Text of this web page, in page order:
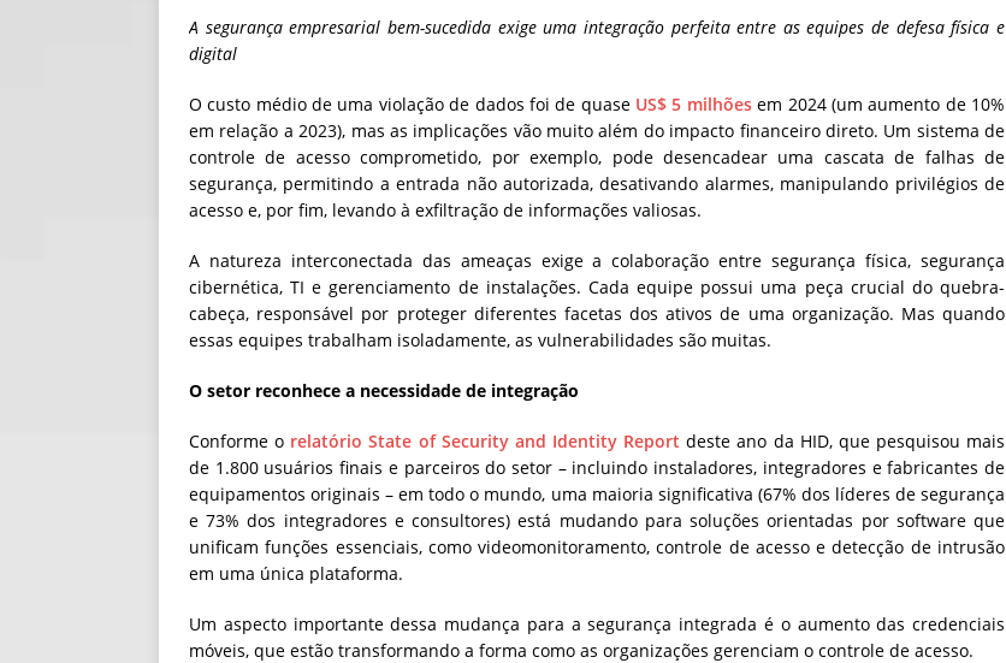
A segurança empresarial bem-sucedida exige uma integração perfeita entre as equipes de defesa física e
digital
O custo médio de uma violação de dados foi de quaseUS$ 5 milhõesem 2024 (um aumento de 10%
em relação a 2023), mas as implicações vão muito além do impacto financeiro direto. Um sistema de
controle de acesso comprometido, por exemplo, pode desencadear uma cascata de falhas de
segurança, permitindo a entrada não autorizada, desativando alarmes, manipulando privilégios de
acesso e, por fim, levando à exfiltração de informações valiosas.
A natureza interconectada das ameaças exige a colaboração entre segurança física, segurança
cibernética, TI e gerenciamento de instalações. Cada equipe possui uma peça crucial do quebra-
cabeça, responsável por proteger diferentes facetas dos ativos de uma organização. Mas quando
essas equipes trabalham isoladamente, as vulnerabilidades são muitas.
O setor reconhece a necessidade de integração
Conforme o relatório State of Security and Identity Reportdeste ano da HID, que pesquisou mais
de 1.800 usuários finais e parceiros do setor – incluindo instaladores, integradores e fabricantes de
equipamentos originais – em todo o mundo, uma maioria significativa (67% dos líderes de segurança
e 73% dos integradores e consultores) está mudando para soluções orientadas por software que
unificam funções essenciais, como videomonitoramento, controle de acesso e detecção de intrusão
em uma única plataforma.
Um aspecto importante dessa mudança para a segurança integrada é o aumento das credenciais
móveis, que estão transformando a forma como as organizações gerenciam o controle de acesso.